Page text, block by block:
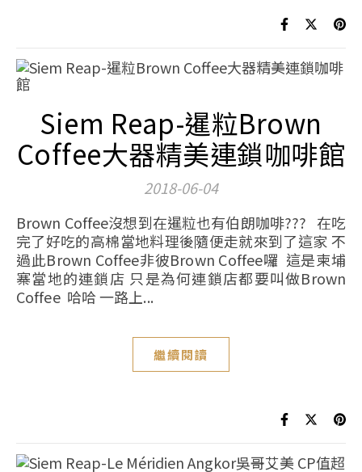
Siem Reap-暹粒Brown
Coffee大器精美連鎖咖啡館
2018-06-04
Brown Coffee沒想到在暹粒也有伯朗咖啡??? 在吃
完了好吃的高棉當地料理後隨便走就來到了這家 不
過此Brown Coffee非彼Brown Coffee囉 這是柬埔
寨當地的連鎖店 只是為何連鎖店都要叫做Brown
Coffee 哈哈 一路上...
繼續閱讀